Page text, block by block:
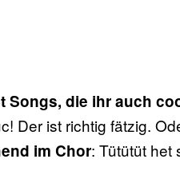
Songs, die ihr auch
Der ist richtig fätzig.
im Chor: Tütütüt het